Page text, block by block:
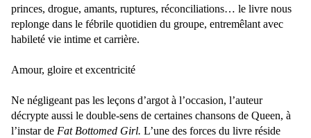
princes, drogue, amants, ruptures, réconciliations… le livre nous
replonge dans le fébrile quotidien du groupe, entremêlant avec
habileté vie intime et carrière.
Amour, gloire et excentricité
Ne négligeant pas les leçons d’argot à l’occasion, l’auteur
décrypte aussi le double-sens de certaines chansons de Queen, à
l’instar de Fat Bottomed Girl. L’une des forces du livre réside